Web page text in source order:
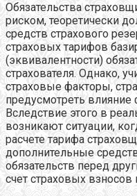
Обязательства
риском, теоретически
средств страхового
страховых тарифов
(эквивалентности)
страхователя. Однако,
страховые факторы,
предусмотреть
Вследствие этого в
возникают ситуации,
расчете тарифа
дополнительные
обязательств перед
счет страховых